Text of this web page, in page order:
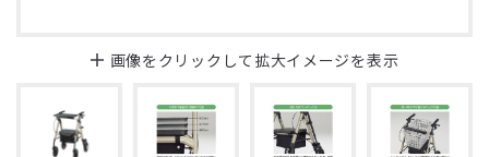
画像をクリックして拡大イメージを表示